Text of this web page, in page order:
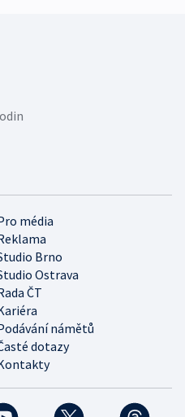
média
Brno
Ostrava
ČT
námětů
dotazy